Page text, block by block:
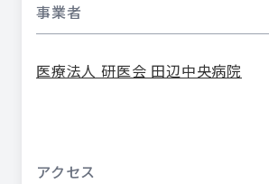
事業者
医療法人 研医会 田辺中央病院
アクセス